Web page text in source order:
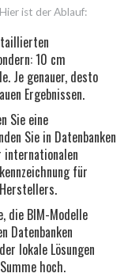
ist der Ablauf:
10 cm
Je genauer, desto
Ergebnissen.
Sie eine
Sie in Datenbanken
internationalen
für
die BIM-Modelle
Datenbanken
lokale Lösungen
hoch.